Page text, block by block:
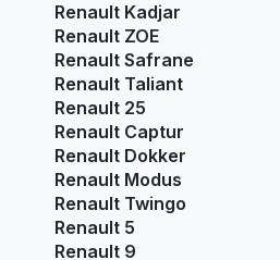
Renault Kadjar
Renault ZOE
Renault Safrane
Renault Taliant
Renault 25
Renault Captur
Renault Dokker
Renault Modus
Renault Twingo
Renault 5
Renault 9